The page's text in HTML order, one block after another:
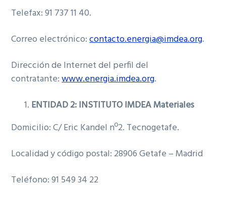
Telefax: 91 737 11 40.
Correo electrónico:contacto.energia@imdea.org.
Dirección de Internet del perfil del
contratante:www.energia.imdea.org.
ENTIDAD 2: INSTITUTO IMDEA Materiales
Domicilio: C/ Eric Kandel nº2. Tecnogetafe.
Localidad y código postal: 28906 Getafe – Madrid
Teléfono: 91 549 34 22